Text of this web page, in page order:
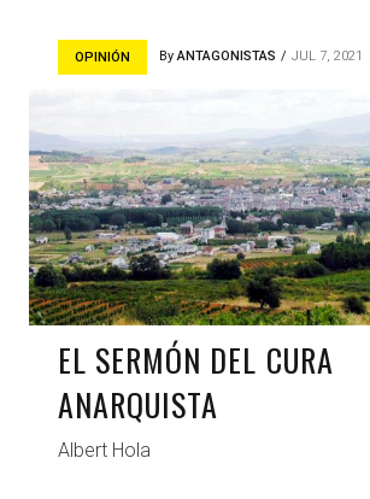
OPINIÓN ByANTAGONISTAS JUL 7, 2021
EL SERMÓN DEL CURA
ANARQUISTA
Albert Hola